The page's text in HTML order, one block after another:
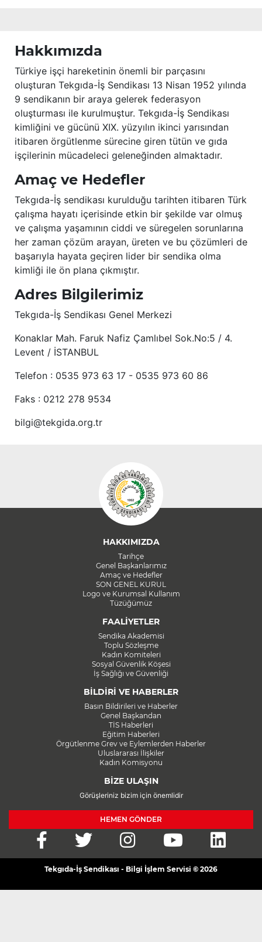
Hakkımızda
Türkiye işçi hareketinin önemli bir parçasını
oluşturan Tekgıda-İş Sendikası 13 Nisan 1952 yılında
9 sendikanın bir araya gelerek federasyon
oluşturması ile kurulmuştur. Tekgıda-İş Sendikası
kimliğini ve gücünü XIX. yüzyılın ikinci yarısından
itibaren örgütlenme sürecine giren tütün ve gıda
işçilerinin mücadeleci geleneğinden almaktadır.
Amaç ve Hedefler
Tekgıda-İş sendikası kurulduğu tarihten itibaren Türk
çalışma hayatı içerisinde etkin bir şekilde var olmuş
ve çalışma yaşamının ciddi ve süregelen sorunlarına
her zaman çözüm arayan, üreten ve bu çözümleri de
başarıyla hayata geçiren lider bir sendika olma
kimliği ile ön plana çıkmıştır.
Adres Bilgilerimiz
Tekgıda-İş Sendikası Genel Merkezi
Konaklar Mah. Faruk Nafiz Çamlıbel Sok.No:5 / 4.
Levent / İSTANBUL
Telefon : 0535 973 63 17 - 0535 973 60 86
Faks : 0212 278 9534
bilgi@tekgida.org.tr
HAKKIMIZDA
Tarihçe
Genel Başkanlarımız
Amaç ve Hedefler
SON GENEL KURUL
Logo ve Kurumsal Kullanım
Tüzüğümüz
FAALİYETLER
Sendika Akademisi
Toplu Sözleşme
Kadın Komiteleri
Sosyal Güvenlik Köşesi
İş Sağlığı ve Güvenliği
BİLDİRİ VE HABERLER
Basın Bildirileri ve Haberler
Genel Başkandan
TİS Haberleri
Eğitim Haberleri
Örgütlenme Grev ve Eylemlerden Haberler
Uluslararası İlişkiler
Kadın Komisyonu
BİZE ULAŞIN
Görüşleriniz bizim için önemlidir
HEMEN GÖNDER
Tekgıda-İş Sendikası - Bilgi İşlem Servisi © 2026